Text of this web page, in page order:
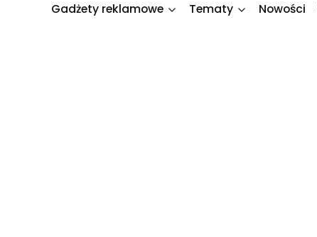
Gadżety reklamowe Tematy Nowości